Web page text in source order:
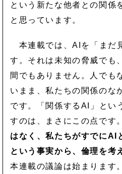
という新たな他者との関係
と思っています。
本連載では、AIを「まだ
す。それは未知の脅威でも
間でもありません。人でも
いまま、私たちの関係のな
です。「関係するAI」とい
すのは、まさにこの点です。
はなく、私たちがすでにAI
という事実から、倫理を考
本連載の議論は始まります。